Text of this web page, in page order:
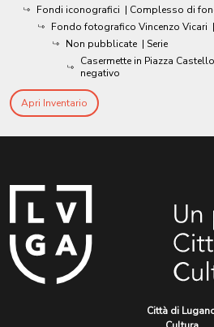
Fondi iconografici | Complesso di
Fondo fotografico Vincenzo Vicari |
Non pubblicate | Serie
Casermette in Piazza
negativo
Apri Inventario
Città di